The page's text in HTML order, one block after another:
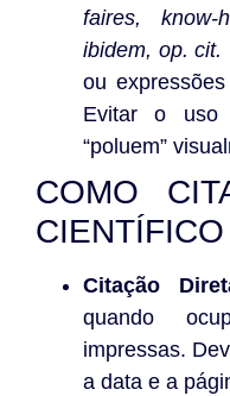
faires,
ibidem, op. cit.
ou
Evitar o uso
“poluem”
COMO
CIENTÍFICO
Citação
quando
impressas.
a data e a